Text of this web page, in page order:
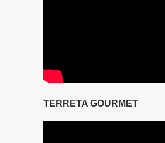
TERRETA GOURMET